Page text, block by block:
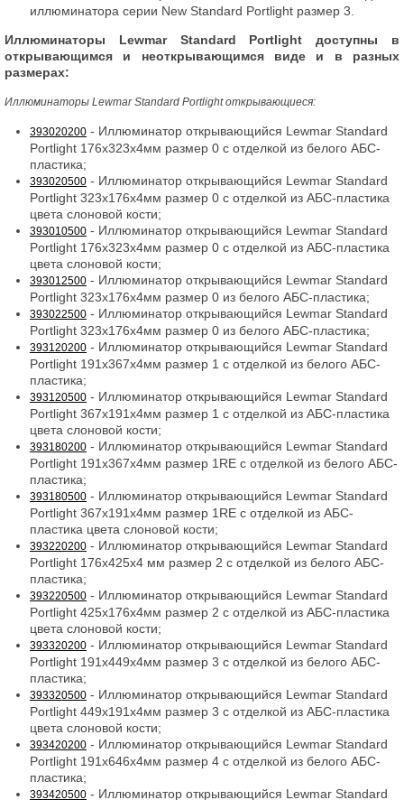
иллюминатора серии New Standard Portlight размер 3.
Иллюминаторы Lewmar Standard Portlight доступны в
открывающимся и неоткрывающимся виде и в разных
размерах:
Иллюминаторы Lewmar Standard Portlight открывающиеся:
393020200 - Иллюминатор открывающийся Lewmar Standard
Portlight 176x323x4мм размер 0 с отделкой из белого АБС-
пластика;
393020500 - Иллюминатор открывающийся Lewmar Standard
Portlight 323x176x4мм размер 0 с отделкой из АБС-пластика
цвета слоновой кости;
393010500 - Иллюминатор открывающийся Lewmar Standard
Portlight 176x323x4мм размер 0 с отделкой из АБС-пластика
цвета слоновой кости;
393012500 - Иллюминатор открывающийся Lewmar Standard
Portlight 323x176x4мм размер 0 из белого АБС-пластика;
393022500 - Иллюминатор открывающийся Lewmar Standard
Portlight 323x176x4мм размер 0 из белого АБС-пластика;
393120200 - Иллюминатор открывающийся Lewmar Standard
Portlight 191x367x4мм размер 1 с отделкой из белого АБС-
пластика;
393120500 - Иллюминатор открывающийся Lewmar Standard
Portlight 367x191x4мм размер 1 с отделкой из АБС-пластика
цвета слоновой кости;
393180200 - Иллюминатор открывающийся Lewmar Standard
Portlight 191x367x4мм размер 1RE с отделкой из белого АБС-
пластика;
393180500 - Иллюминатор открывающийся Lewmar Standard
Portlight 367x191x4мм размер 1RE с отделкой из АБС-
пластика цвета слоновой кости;
393220200 - Иллюминатор открывающийся Lewmar Standard
Portlight 176x425x4 мм размер 2 с отделкой из белого АБС-
пластика;
393220500 - Иллюминатор открывающийся Lewmar Standard
Portlight 425x176x4мм размер 2 с отделкой из АБС-пластика
цвета слоновой кости;
393320200 - Иллюминатор открывающийся Lewmar Standard
Portlight 191x449x4мм размер 3 с отделкой из белого АБС-
пластика;
393320500 - Иллюминатор открывающийся Lewmar Standard
Portlight 449x191x4мм размер 3 с отделкой из АБС-пластика
цвета слоновой кости;
393420200 - Иллюминатор открывающийся Lewmar Standard
Portlight 191x646x4мм размер 4 с отделкой из белого АБС-
пластика;
393420500 - Иллюминатор открывающийся Lewmar Standard